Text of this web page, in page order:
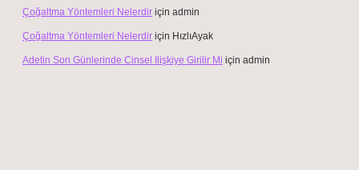
Çoğaltma Yöntemleri Nelerdir için admin
Çoğaltma Yöntemleri Nelerdir için HızlıAyak
Adetin Son Günlerinde Cinsel Ilişkiye Girilir Mi için admin